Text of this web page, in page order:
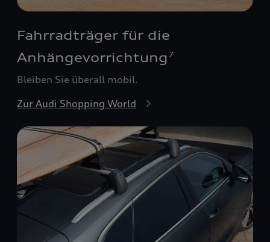
Fahrradträger für die
Anhängevorrichtung 7
Bleiben Sie überall mobil.
Zur Audi Shopping World